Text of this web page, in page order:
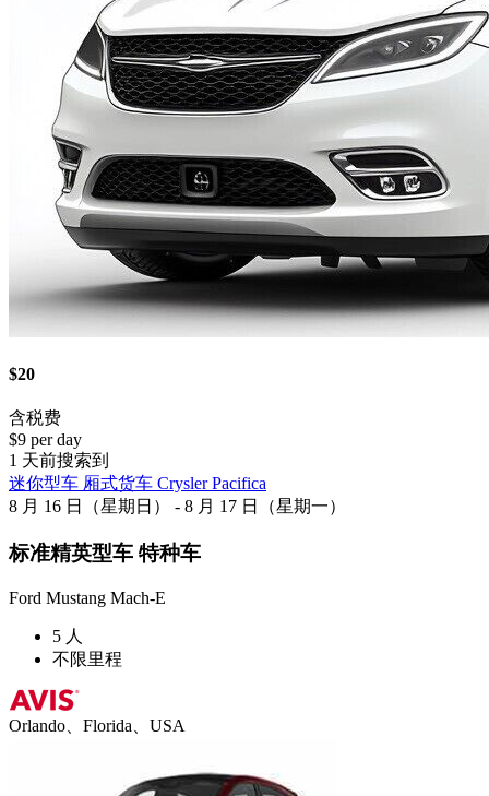
$20
含税费
$9 per day
1 天前搜索到
迷你型车 厢式货车 Crysler Pacifica
8 月 16 日（星期日） - 8 月 17 日（星期一）
标准精英型车 特种车
Ford Mustang Mach-E
5 人
不限里程
Orlando、Florida、USA